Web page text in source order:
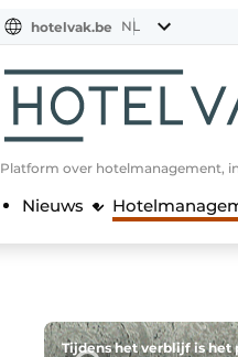
NL
EN
FR
hotelvak.be NL
Platform over hotelmanagement,
Nieuws
Tijdens het verblijf is het